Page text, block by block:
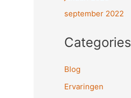
september 2022
Categories
Blog
Ervaringen